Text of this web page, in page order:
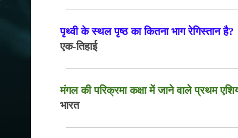
पृथ्वी के स्थल पृष्ठ का कितना भाग रेगिस्तान है?
एक-तिहाई
मंगल की परिक्रमा कक्षा में जाने वाले प्रथम
भारत